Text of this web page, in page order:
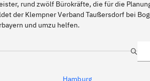
rund zwölf Bürokräfte, die für die
der Klempner Verband Taußersdorf bei
und umzu helfen.
Suche
Hamburg